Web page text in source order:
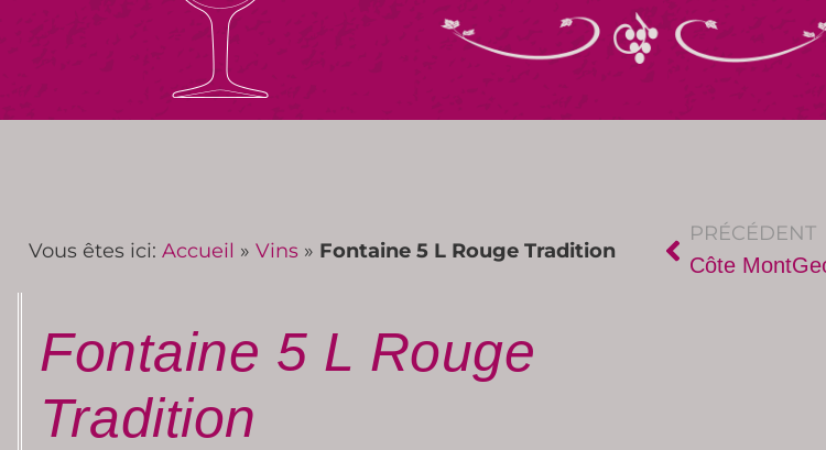
Vous êtes ici: Accueil » Vins » Fontaine 5 L Rouge Tradition
PRÉCÉDENT
Côte
Fontaine 5 L Rouge
Tradition